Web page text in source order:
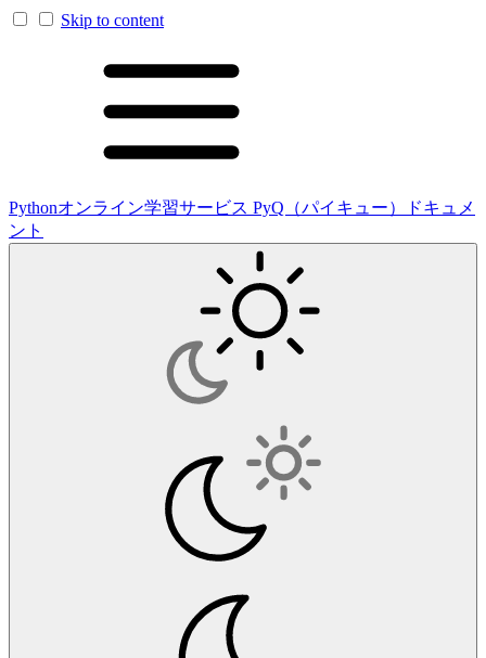
Skip to content
Pythonオンライン学習サービス PyQ（パイキュー）ドキュメ
ント